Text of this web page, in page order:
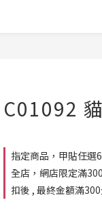
C01092
指定商品，甲貼任
全店，網店限定滿
扣後 , 最終金額滿